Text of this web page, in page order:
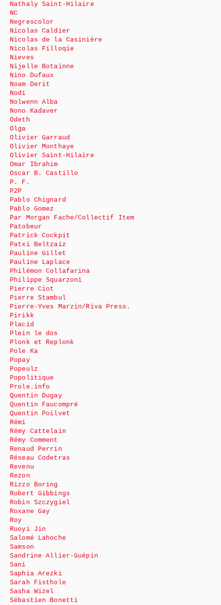
Nathaly Saint-Hilaire
NC
Negrescolor
Nicolas Caldier
Nicolas de la Casinière
Nicolas Filloqie
Nieves
Nijelle Botainne
Nino Dufaux
Noam Derit
Nodi
Nolwenn Alba
Nono Kadaver
Odeth
Olga
Olivier Garraud
Olivier Monthaye
Olivier Saint-Hilaire
Omar Ibrahim
Oscar B. Castillo
P. F.
P2P
Pablo Chignard
Pablo Gomez
Par Morgan Fache/Collectif Item
Patobeur
Patrick Cockpit
Patxi Beltzaiz
Pauline Gillet
Pauline Laplace
Philémon Collafarina
Philippe Squarzoni
Pierre Ciot
Pierre Stambul
Pierre-Yves Marzin/Riva Press.
Pirikk
Placid
Plein le dos
Plonk et Replonk
Pole Ka
Popay
Popeulz
Popolitique
Prole.info
Quentin Dugay
Quentin Faucompré
Quentin Poilvet
Rémi
Rémy Cattelain
Rémy Comment
Renaud Perrin
Réseau Codetras
Revenu
Rezon
Rizzo Boring
Robert Gibbings
Robin Szczygiel
Roxane Gay
Roy
Ruoyi Jin
Salomé Lahoche
Samson
Sandrine Allier-Guépin
Sani
Saphia Arezki
Sarah Fisthole
Sasha Wizel
Sébastien Bonetti